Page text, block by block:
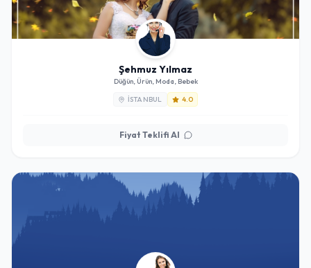
Şehmuz Yılmaz
Düğün, Ürün, Moda, Bebek
İSTANBUL
4.0
Fiyat Teklifi Al